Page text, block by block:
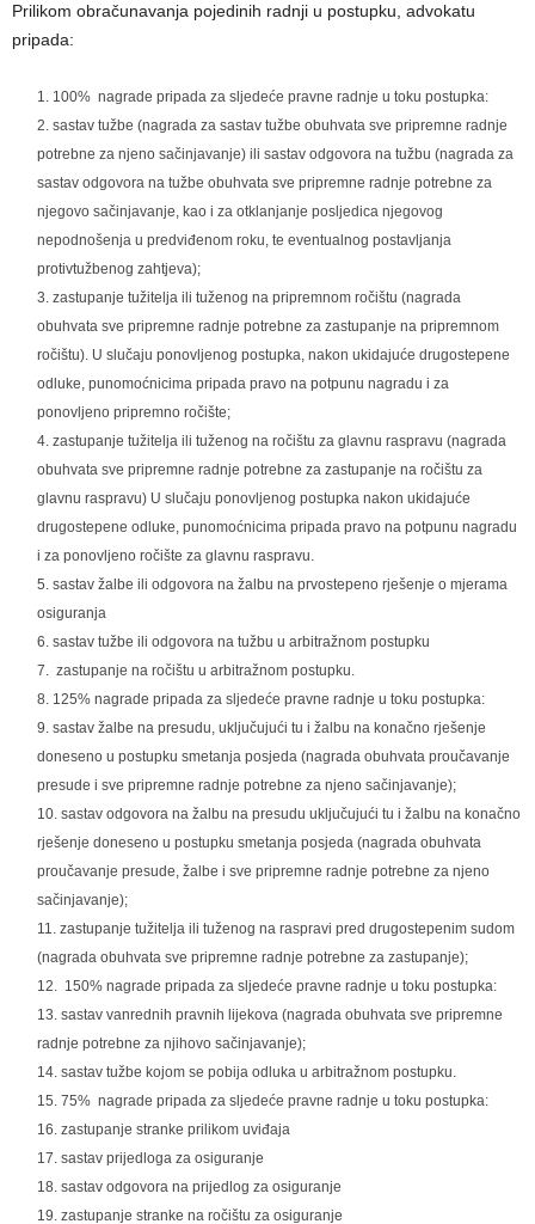
Prilikom obračunavanja pojedinih radnji u postupku, advokatu
pripada:
100% nagrade pripada za sljedeće pravne radnje u toku postupka:
sastav tužbe (nagrada za sastav tužbe obuhvata sve pripremne radnje
potrebne za njeno sačinjavanje) ili sastav odgovora na tužbu (nagrada za
sastav odgovora na tužbe obuhvata sve pripremne radnje potrebne za
njegovo sačinjavanje, kao i za otklanjanje posljedica njegovog
nepodnošenja u predviđenom roku, te eventualnog postavljanja
protivtužbenog zahtjeva);
zastupanje tužitelja ili tuženog na pripremnom ročištu (nagrada
obuhvata sve pripremne radnje potrebne za zastupanje na pripremnom
ročištu). U slučaju ponovljenog postupka, nakon ukidajuće drugostepene
odluke, punomoćnicima pripada pravo na potpunu nagradu i za
ponovljeno pripremno ročište;
zastupanje tužitelja ili tuženog na ročištu za glavnu raspravu (nagrada
obuhvata sve pripremne radnje potrebne za zastupanje na ročištu za
glavnu raspravu) U slučaju ponovljenog postupka nakon ukidajuće
drugostepene odluke, punomoćnicima pripada pravo na potpunu nagradu
i za ponovljeno ročište za glavnu raspravu.
sastav žalbe ili odgovora na žalbu na prvostepeno rješenje o mjerama
osiguranja
sastav tužbe ili odgovora na tužbu u arbitražnom postupku
zastupanje na ročištu u arbitražnom postupku.
125% nagrade pripada za sljedeće pravne radnje u toku postupka:
sastav žalbe na presudu, uključujući tu i žalbu na konačno rješenje
doneseno u postupku smetanja posjeda (nagrada obuhvata proučavanje
presude i sve pripremne radnje potrebne za njeno sačinjavanje);
sastav odgovora na žalbu na presudu uključujući tu i žalbu na konačno
rješenje doneseno u postupku smetanja posjeda (nagrada obuhvata
proučavanje presude, žalbe i sve pripremne radnje potrebne za njeno
sačinjavanje);
zastupanje tužitelja ili tuženog na raspravi pred drugostepenim sudom
(nagrada obuhvata sve pripremne radnje potrebne za zastupanje);
150% nagrade pripada za sljedeće pravne radnje u toku postupka:
sastav vanrednih pravnih lijekova (nagrada obuhvata sve pripremne
radnje potrebne za njihovo sačinjavanje);
sastav tužbe kojom se pobija odluka u arbitražnom postupku.
75% nagrade pripada za sljedeće pravne radnje u toku postupka:
zastupanje stranke prilikom uviđaja
sastav prijedloga za osiguranje
sastav odgovora na prijedlog za osiguranje
zastupanje stranke na ročištu za osiguranje